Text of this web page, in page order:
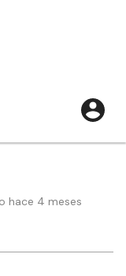
hace 4 meses